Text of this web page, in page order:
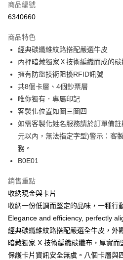
超商取貨付款
運送方式
全家取貨付款
每筆NT$60，滿NT$850(含以上)免運
7-11取貨付款
每筆NT$60，滿NT$850(含以上)免運
宅配
每筆NT$60，滿NT$850(含以上)免運
國際運費測試
商品編號
6340660
商品特色
經典碳纖維紋路搭配嚴選牛皮
內裡暗藏獨家Ｘ技術編織而成的
擁有防盜技術阻擾RFID訊號
共8個卡層、4個鈔票層
唯你獨有．專屬印記
客製化位置如圖三圖四
如需客製化姓名服務請於訂單備
元以內，無法指定字型)警示：客
務。
B0E01
銷售重點
收納現金與卡片
收納一份低調而堅定的品味，一種行
Elegance and efficiency, perfectly
經典碳纖維紋路搭配嚴選全牛皮，外
暗藏獨家 X 技術編織碳纖布，厚實而
保護卡片資訊安全無虞。八個卡層與